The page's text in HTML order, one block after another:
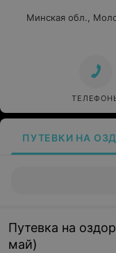
Минская обл.,
ПУТЕВКИ НА
Путевка на
май)